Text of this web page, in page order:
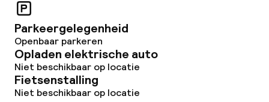
Wasservice
Zakelijke faciliteiten
Parkeergelegenheid
Openbaar parkeren
Opladen elektrische auto
Niet beschikbaar op locatie
Fietsenstalling
Niet beschikbaar op locatie